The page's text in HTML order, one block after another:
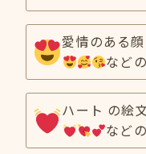
愛情のある
など
ハート の絵
など